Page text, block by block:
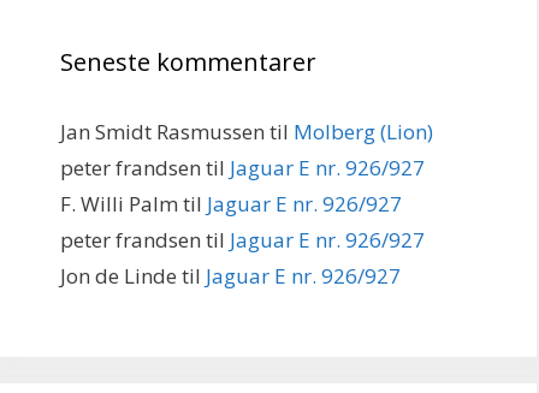
Seneste kommentarer
Jan Smidt Rasmussen til Molberg (Lion)
peter frandsen til Jaguar E nr. 926/927
F. Willi Palm til Jaguar E nr. 926/927
peter frandsen til Jaguar E nr. 926/927
Jon de Linde til Jaguar E nr. 926/927